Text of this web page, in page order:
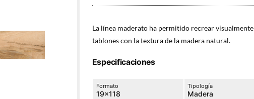
La línea maderato ha permitido recrear visualmente
tablones con la textura de la madera natural.
Especificaciones
Formato
19×118
Tipología
Madera